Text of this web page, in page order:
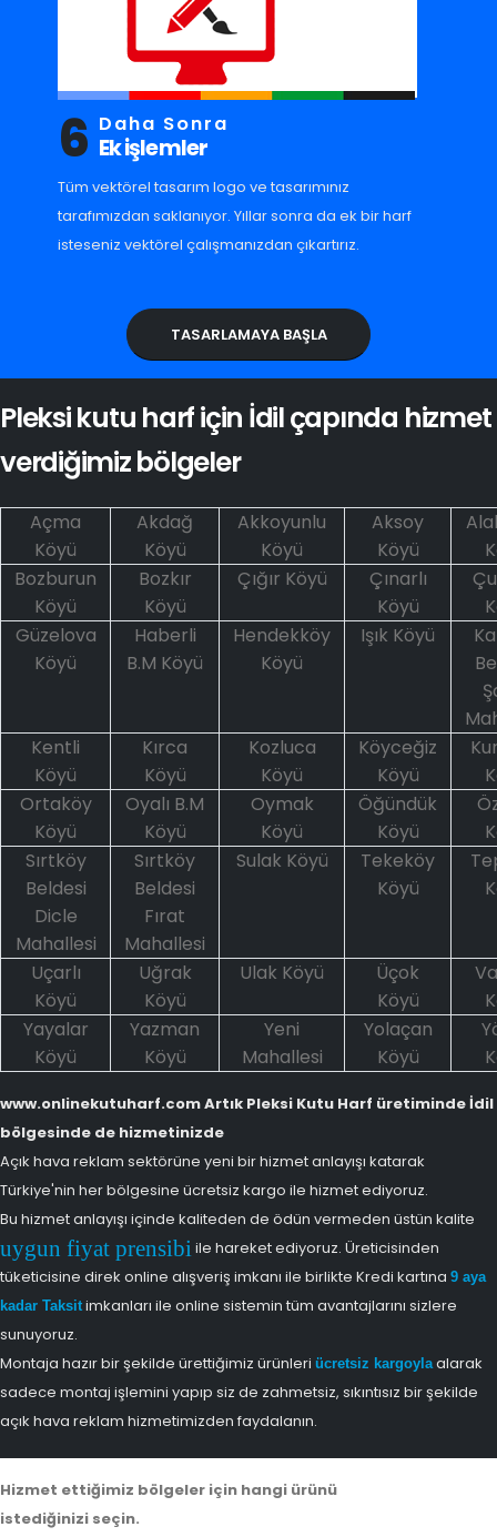
6 Daha Sonra
Ek işlemler
Tüm vektörel tasarım logo ve tasarımınız
tarafımızdan saklanıyor. Yıllar sonra da ek bir harf
isteseniz vektörel çalışmanızdan çıkartırız.
TASARLAMAYA BAŞLA
Pleksi kutu harf için İdil çapında hizmet
verdiğimiz bölgeler
Açma
Köyü
Akdağ
Köyü
Akkoyunlu
Köyü
Aksoy
Köyü
Bozburun
Köyü
Bozkır
Köyü
Çığır Köyü
Çınarlı
Köyü
Güzelova
Köyü
Haberli
B.M Köyü
Hendekköy
Köyü
Işık Köyü
Kentli
Köyü
Kırca
Köyü
Kozluca
Köyü
Köyceğiz
Köyü
Ortaköy
Köyü
Oyalı B.M
Köyü
Oymak
Köyü
Öğündük
Köyü
Sırtköy
Beldesi
Dicle
Mahallesi
Sırtköy
Beldesi
Fırat
Mahallesi
Sulak Köyü
Tekeköy
Köyü
Uçarlı
Köyü
Uğrak
Köyü
Ulak Köyü
Üçok
Köyü
Yayalar
Köyü
Yazman
Köyü
Yeni
Mahallesi
Yolaçan
Köyü
www.onlinekutuharf.com Artık Pleksi Kutu Harf üretiminde İdil
bölgesinde de hizmetinizde
Açık hava reklam sektörüne yeni bir hizmet anlayışı katarak
Türkiye'nin her bölgesine ücretsiz kargo ile hizmet ediyoruz.
Bu hizmet anlayışı içinde kaliteden de ödün vermeden üstün kalite
uygun fiyat prensibi ile hareket ediyoruz. Üreticisinden
tüketicisine direk online alışveriş imkanı ile birlikte Kredi kartına 9 aya
kadar Taksitimkanları ile online sistemin tüm avantajlarını sizlere
sunuyoruz.
Montaja hazır bir şekilde ürettiğimiz ürünleri ücretsiz kargoylaalarak
sadece montaj işlemini yapıp siz de zahmetsiz, sıkıntısız bir şekilde
açık hava reklam hizmetimizden faydalanın.
Hizmet ettiğimiz bölgeler için hangi ürünü
istediğinizi seçin.